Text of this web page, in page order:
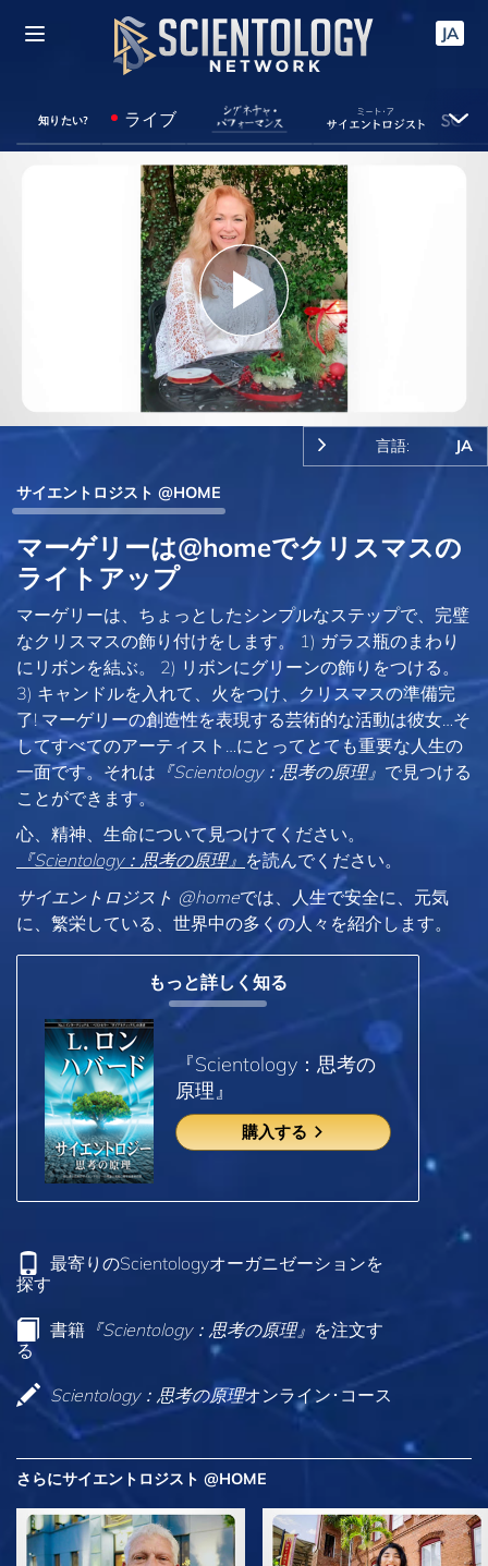
JA
知りたい? ライブ
Play
Video
言語: JA
サイエントロジスト @HOME
マーゲリーは@homeでクリスマスの
ライトアップ
マーゲリーは、ちょっとしたシンプルなステップで、完璧
なクリスマスの飾り付けをします。 1) ガラス瓶のまわり
にリボンを結ぶ。 2) リボンにグリーンの飾りをつける。
3) キャンドルを入れて、火をつけ、クリスマスの準備完
了! マーゲリーの創造性を表現する芸術的な活動は彼女…そ
してすべてのアーティスト…にとってとても重要な人生の
一面です。それは 『Scientology：思考の原理』 で見つける
ことができます。
心、精神、生命について見つけてください。
『Scientology：思考の原理』 を読んでください。
サイエントロジスト @homeでは、人生で安全に、元気
に、繁栄している、世界中の多くの人々を紹介します。
もっと詳しく知る
『Scientology：思考の
原理』
購入する
最寄りのScientologyオーガニゼーションを
探す
書籍 『Scientology：思考の原理』 を注文す
る
Scientology：思考の原理オンライン･コース
さらにサイエントロジスト @HOME